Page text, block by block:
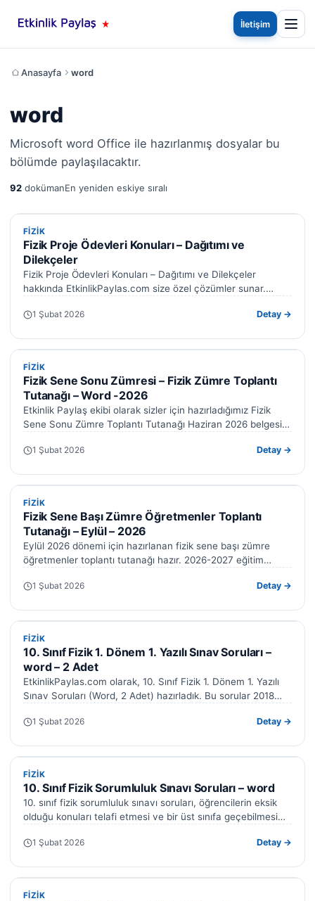
İletişim
Anasayfa word
word
Microsoft word Office ile hazırlanmış dosyalar bu
bölümde paylaşılacaktır.
92 dokümanEn yeniden eskiye sıralı
FIZIK
FIZIK
Fizik Proje Ödevleri Konuları – Dağıtımı ve
Dilekçeler
Fizik Proje Ödevleri Konuları – Dağıtımı ve Dilekçeler
hakkında EtkinlikPaylas.com size özel çözümler sunar.
1 Şubat 2026 Detay →
FIZIK
FIZIK
Fizik Sene Sonu Zümresi – Fizik Zümre Toplantı
Tutanağı – Word -2026
Etkinlik Paylaş ekibi olarak sizler için hazırladığımız Fizik
Sene Sonu Zümre Toplantı Tutanağı Haziran 2026 belgesini
1 Şubat 2026 Detay →
FIZIK
FIZIK
Fizik Sene Başı Zümre Öğretmenler Toplantı
Tutanağı – Eylül – 2026
Eylül 2026 dönemi için hazırlanan fizik sene başı zümre
öğretmenler toplantı tutanağı hazır. 2026-2027 eğitim
1 Şubat 2026 Detay →
FIZIK
FIZIK
10. Sınıf Fizik 1. Dönem 1. Yazılı Sınav Soruları –
word – 2 Adet
EtkinlikPaylas.com olarak, 10. Sınıf Fizik 1. Dönem 1. Yazılı
Sınav Soruları (Word, 2 Adet) hazırladık. Bu sorular 2018
1 Şubat 2026 Detay →
FIZIK
FIZIK
10. Sınıf Fizik Sorumluluk Sınavı Soruları – word
10. sınıf fizik sorumluluk sınavı soruları, öğrencilerin eksik
olduğu konuları telafi etmesi ve bir üst sınıfa geçebilmesi
1 Şubat 2026 Detay →
FIZIK
FIZIK